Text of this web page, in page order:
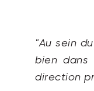
"Au sein
bien dans
direction